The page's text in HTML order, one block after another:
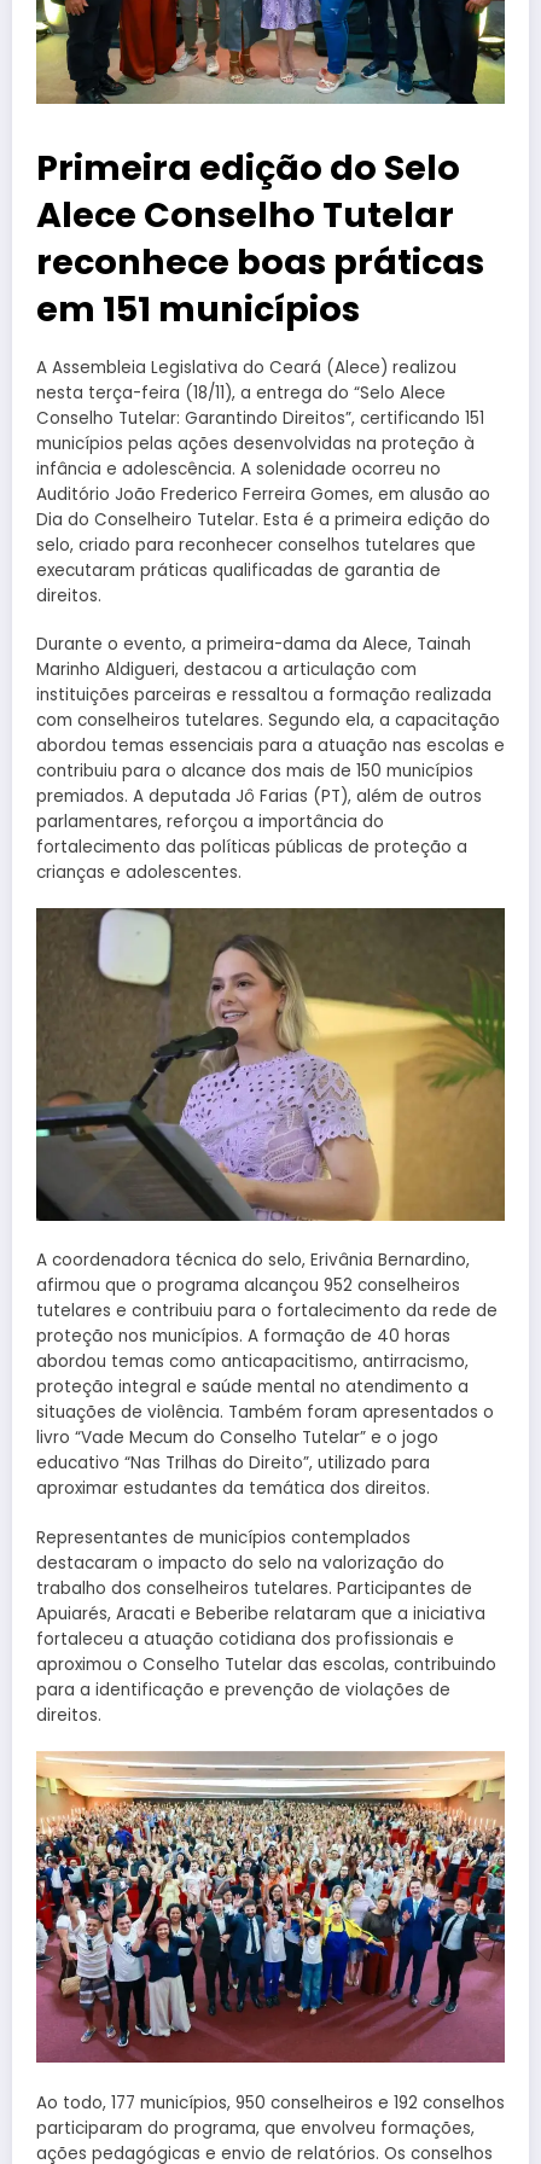
Primeira edição do Selo
Alece Conselho Tutelar
reconhece boas práticas
em 151 municípios
A Assembleia Legislativa do Ceará (Alece) realizou
nesta terça-feira (18/11), a entrega do “Selo Alece
Conselho Tutelar: Garantindo Direitos”, certificando 151
municípios pelas ações desenvolvidas na proteção à
infância e adolescência. A solenidade ocorreu no
Auditório João Frederico Ferreira Gomes, em alusão ao
Dia do Conselheiro Tutelar. Esta é a primeira edição do
selo, criado para reconhecer conselhos tutelares que
executaram práticas qualificadas de garantia de
direitos.
Durante o evento, a primeira-dama da Alece, Tainah
Marinho Aldigueri, destacou a articulação com
instituições parceiras e ressaltou a formação realizada
com conselheiros tutelares. Segundo ela, a capacitação
abordou temas essenciais para a atuação nas escolas e
contribuiu para o alcance dos mais de 150 municípios
premiados. A deputada Jô Farias (PT), além de outros
parlamentares, reforçou a importância do
fortalecimento das políticas públicas de proteção a
crianças e adolescentes.
A coordenadora técnica do selo, Erivânia Bernardino,
afirmou que o programa alcançou 952 conselheiros
tutelares e contribuiu para o fortalecimento da rede de
proteção nos municípios. A formação de 40 horas
abordou temas como anticapacitismo, antirracismo,
proteção integral e saúde mental no atendimento a
situações de violência. Também foram apresentados o
livro “Vade Mecum do Conselho Tutelar” e o jogo
educativo “Nas Trilhas do Direito”, utilizado para
aproximar estudantes da temática dos direitos.
Representantes de municípios contemplados
destacaram o impacto do selo na valorização do
trabalho dos conselheiros tutelares. Participantes de
Apuiarés, Aracati e Beberibe relataram que a iniciativa
fortaleceu a atuação cotidiana dos profissionais e
aproximou o Conselho Tutelar das escolas, contribuindo
para a identificação e prevenção de violações de
direitos.
Ao todo, 177 municípios, 950 conselheiros e 192 conselhos
participaram do programa, que envolveu formações,
ações pedagógicas e envio de relatórios. Os conselhos